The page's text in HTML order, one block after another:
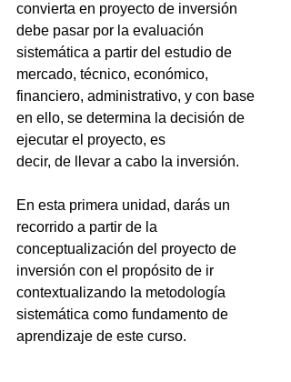
convierta en proyecto de inversión
debe pasar por la evaluación
sistemática a partir del estudio de
mercado, técnico, económico,
financiero, administrativo, y con base
en ello, se determina la decisión de
ejecutar el proyecto, es
decir, de llevar a cabo la inversión.
En esta primera unidad, darás un
recorrido a partir de la
conceptualización del proyecto de
inversión con el propósito de ir
contextualizando la metodología
sistemática como fundamento de
aprendizaje de este curso.